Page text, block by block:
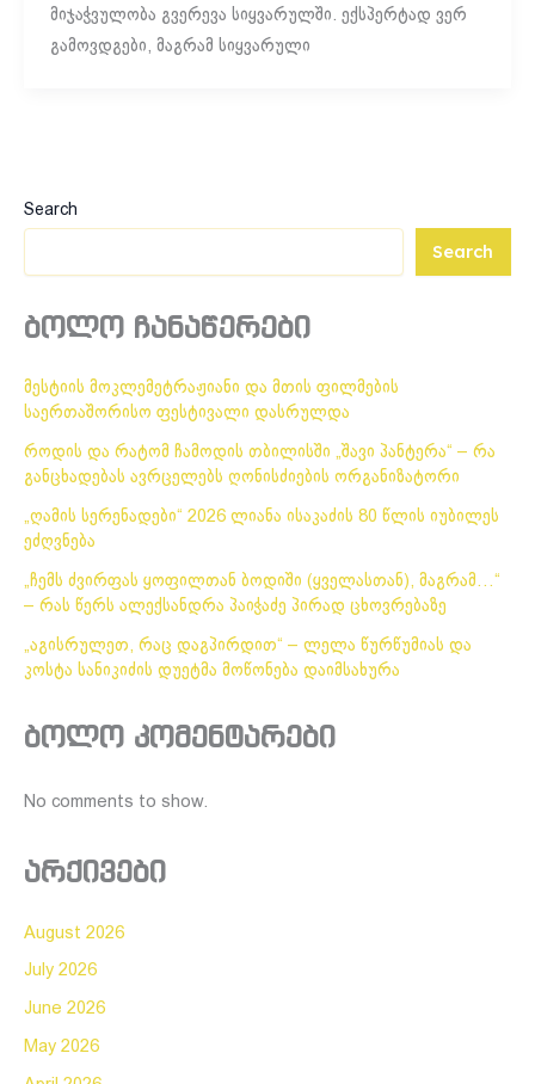
მიჯაჭვულობა გვერევა სიყვარულში. ექსპერტად ვერ
გამოვდგები, მაგრამ სიყვარული
Search
Search
ბოლო ჩანაწერები
მესტიის მოკლემეტრაჟიანი და მთის ფილმების
საერთაშორისო ფესტივალი დასრულდა
როდის და რატომ ჩამოდის თბილისში „შავი პანტერა“ – რა
განცხადებას ავრცელებს ღონისძიების ორგანიზატორი
„ღამის სერენადები“ 2026 ლიანა ისაკაძის 80 წლის იუბილეს
ეძღვნება
„ჩემს ძვირფას ყოფილთან ბოდიში (ყველასთან), მაგრამ…“
– რას წერს ალექსანდრა პაიჭაძე პირად ცხოვრებაზე
„აგისრულეთ, რაც დაგპირდით“ – ლელა წურწუმიას და
კოსტა სანიკიძის დუეტმა მოწონება დაიმსახურა
ბოლო კომენტარები
No comments to show.
არქივები
August 2026
July 2026
June 2026
May 2026